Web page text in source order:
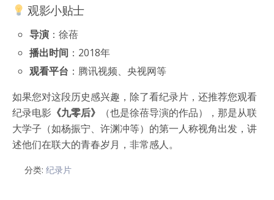
观影小贴士
导演 ：徐蓓
播出时间 ：2018年
观看平台 ：腾讯视频、央视网等
如果您对这段历史感兴趣，除了看纪录片，还推荐您观看
纪录电影 《九零后》
（也是徐蓓导演的作品），那是从联
大学子（如杨振宁、许渊冲等）的第一人称视角出发，讲
述他们在联大的青春岁月，非常感人。
分类: 纪录片